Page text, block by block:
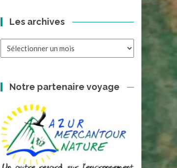
Les archives
Notre partenaire voyage